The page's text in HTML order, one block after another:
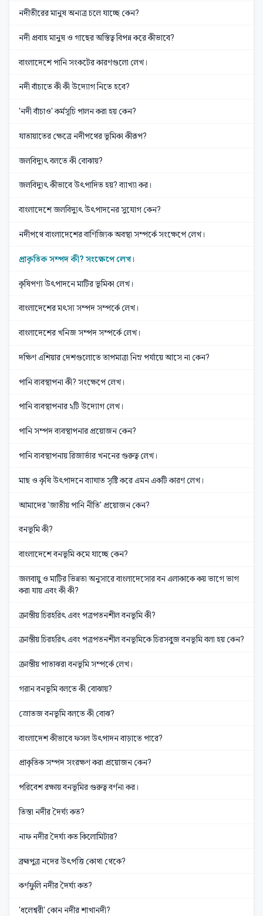
নদীতীরের মানুষ অন্যত্র চলে যাচ্ছে কেন?
নদী প্রবাহ মানুষ ও গাছের অস্তিত্ব বিপন্ন করে কীভাবে?
বাংলাদেশে পানি সংকটের কারণগুলো লেখ।
নদী বাঁচাতে কী কী উদ্যোগ নিতে হবে?
'নদী বাঁচাও' কর্মসূচি পালন করা হয় কেন?
যাতায়াতের ক্ষেত্রে নদীপথের ভূমিকা কীরূপ?
জলবিদ্যুৎ বলতে কী বোঝায়?
জলবিদ্যুৎ কীভাবে উৎপাদিত হয়? ব্যাখ্যা কর।
বাংলাদেশে জলবিদ্যুৎ উৎপাদনের সুযোগ কেন?
নদীপথে বাংলাদেশের বাণিজ্যিক অবস্থা সম্পর্কে সংক্ষেপে লেখ।
প্রাকৃতিক সম্পদ কী? সংক্ষেপে লেখ।
কৃষিপণ্য উৎপাদনে মাটির ভূমিকা লেখ।
বাংলাদেশের মৎস্য সম্পদ সম্পর্কে লেখ।
বাংলাদেশের খনিজ সম্পদ সম্পর্কে লেখ।
দক্ষিণ এশিয়ার দেশগুলোতে তাপমাত্রা নিম্ন পর্যায়ে আসে না কেন?
পানি ব্যবস্থাপনা কী? সংক্ষেপে লেখ।
পানি ব্যবস্থাপনার ২টি উদ্যোগ লেখ।
পানি সম্পদ ব্যবস্থাপনার প্রয়োজন কেন?
পানি ব্যবস্থাপনায় রিজার্ভার খননের গুরুত্ব লেখ।
মাছ ও কৃষি উৎপাদনে ব্যাঘাত সৃষ্টি করে এমন একটি কারণ লেখ।
আমাদের 'জাতীয় পানি নীতি' প্রয়োজন কেন?
বনভূমি কী?
বাংলাদেশে বনভূমি কমে যাচ্ছে কেন?
জলবায়ু ও মাটির ভিন্নতা অনুসারে বাংলাদেসোর বন এলাকাকে কয় ভাগে ভাগ
করা যায় এবং কী কী?
ক্রান্তীয় চিরহরিৎ এবং পত্রপতনশীল বনভূমি কী?
ক্রান্তীয় চিরহরিৎ এবং পত্রপতনশীল বনভূমিকে চিরসবুজ বনভূমি বলা হয় কেন?
ক্রান্তীয় পাতাঝরা বনভূমি সম্পর্কে লেখ।
গরান বনভূমি বলতে কী বোঝায়?
স্রোতজ বনভূমি বলতে কী বোঝ?
বাংলাদেশ কীভাবে ফসল উৎপাদন বাড়াতে পারে?
প্রাকৃতিক সম্পদ সংরক্ষণ করা প্রয়োজন কেন?
পরিবেশ রক্ষায় বনভূমির গুরুত্ব বর্ণনা কর।
তিস্তা নদীর দৈর্ঘ্য কত?
নাফ নদীর দৈর্ঘ্য কত কিলোমিটার?
ব্রহ্মপুত্র নদের উৎপত্তি কোথা থেকে?
কর্ণফুলি নদীর দৈর্ঘ্য কত?
'ধলেশ্বরী' কোন নদীর শাখানদী?